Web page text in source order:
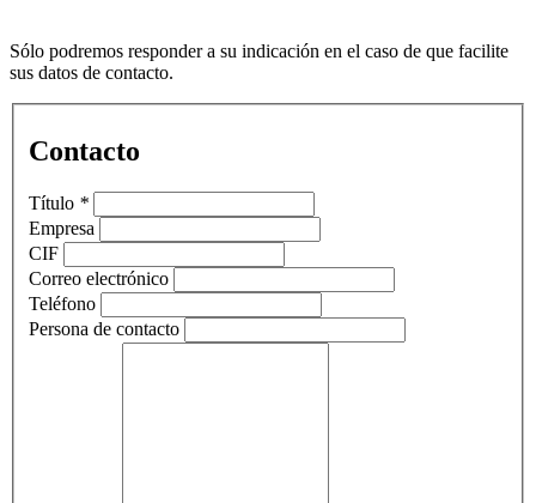
Sólo podremos responder a su indicación en el caso de que facilite
sus datos de contacto.
Contacto
Título *
Empresa
CIF
Correo electrónico
Teléfono
Persona de contacto